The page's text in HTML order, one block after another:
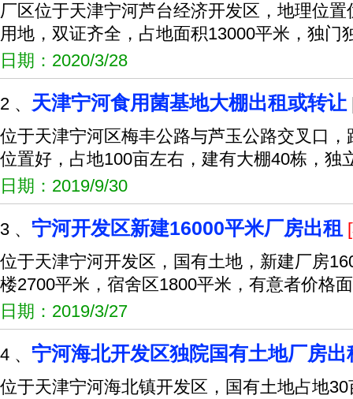
厂区位于天津宁河芦台经济开发区，地理位
用地，双证齐全，占地面积13000平米，独门
日期：2020/3/28
2 、 天津宁河食用菌基地大棚出租或转让
位于天津宁河区梅丰公路与芦玉公路交叉口
位置好，占地100亩左右，建有大棚40栋，独
日期：2019/9/30
3 、 宁河开发区新建16000平米厂房出租
位于天津宁河开发区，国有土地，新建厂房
楼2700平米，宿舍区1800平米，有意者价格
日期：2019/3/27
4 、 宁河海北开发区独院国有土地厂房出
位于天津宁河海北镇开发区，国有土地占地